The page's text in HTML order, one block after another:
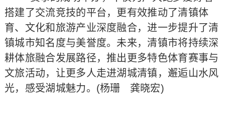
搭建了交流竞技的平台，更有效推动了清镇体
育、文化和旅游产业深度融合，进一步提升了清
镇城市知名度与美誉度。未来，清镇市将持续深
耕体旅融合发展路径，推出更多特色体育赛事与
文旅活动，让更多人走进湖城清镇，邂逅山水风
光，感受湖城魅力。(杨珊 龚晓宏)